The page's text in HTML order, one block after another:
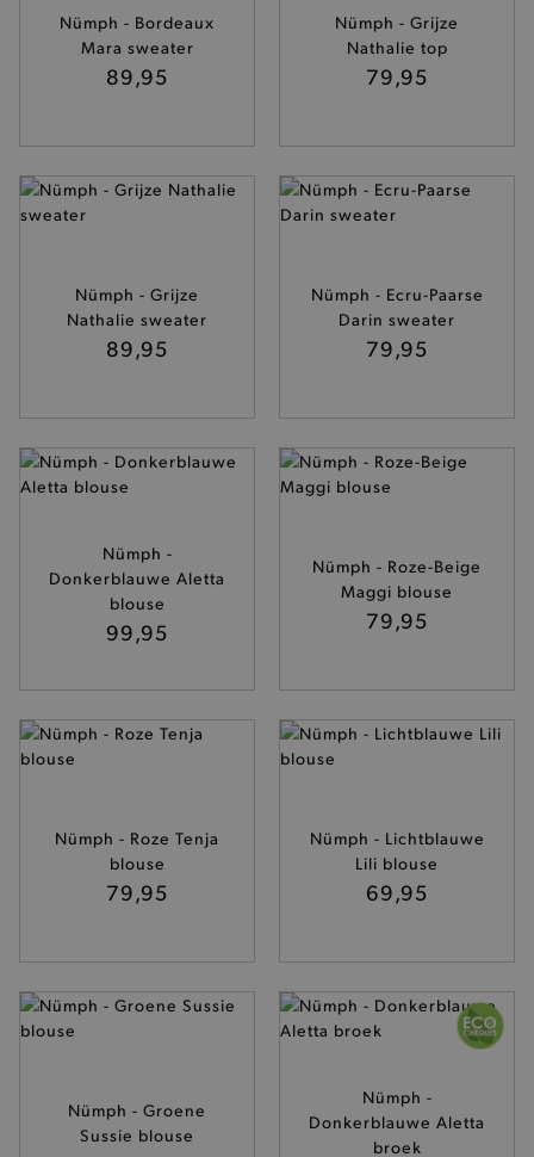
Nümph - Bordeaux
Mara sweater
89,95
Nümph - Grijze
Nathalie top
79,95
Nümph - Grijze
Nathalie sweater
89,95
Nümph - Ecru-Paarse
Darin sweater
79,95
Nümph -
Donkerblauwe Aletta
blouse
99,95
Nümph - Roze-Beige
Maggi blouse
79,95
Nümph - Roze Tenja
blouse
79,95
Nümph - Lichtblauwe
Lili blouse
69,95
Nümph - Groene
Sussie blouse
Nümph -
Donkerblauwe Aletta
broek